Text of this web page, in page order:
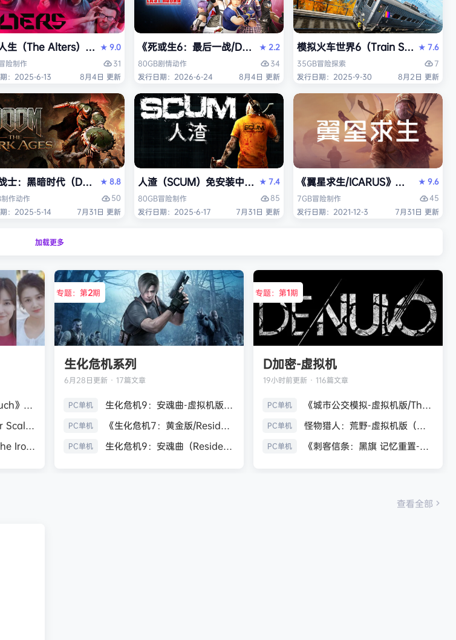
Pandora》免安装中文版
生（The Alters）免安装中文版
★9.0
险制作
31
：2025-6-13
8月4日 更新
《死或生6：最后一战/DEAD OR ALIVE 6 Last Round》免安装中文版
★2.2
80GB剧情动作
34
发行日期：2026-6-24
8月4日 更新
模拟火车世界6（Train Sim World
★7.6
35GB冒险探索
7
发行日期：2025-9-30
8月2日 更新
文版
版
士：黑暗时代（DOOM: The Dark Ages）免安装中文版
★8.8
制作动作
50
：2025-5-14
7月31日 更新
人渣（SCUM）免安装中文版★7.4
80GB冒险制作
85
发行日期：2025-6-17
7月31日 更新
《翼星求生/ICARUS》免安装中文版
★9.6
7GB冒险制作
45
发行日期：2021-12-3
7月31日 更新
加载更多
《魅魔的游戏/Soul Touch》免安装中文版
《天平游戏1:抉择/Inner Scales 1：Choice》免安装中文版
《铁门之下/Beneath the Iron Gate》免安装中文版
专题：第2期
生化危机系列
6月28日更新 · 17篇文章
PC单机 生化危机9：安魂曲-虚拟机版（Resident Evil Requiem HYPERVISOR）免安装中文版
PC单机 《生化危机7：黄金版/Resident Evil 7 Biohazard》免安装中文版
PC单机 生化危机9：安魂曲（Resident Evil Requiem）免安装中文版
专题：第1期
D加密-虚拟机
19小时前更新 · 116篇文章
PC单机 《城市公交模拟-虚拟机版/The Bus HYPERVISOR》免安装中文版
PC单机 怪物猎人：荒野-虚拟机版（Monster Hunter Wilds HYPERVISOR）免安装中文版
PC单机 《刺客信条：黑旗 记忆重置-虚拟机版/Assassin’s Creed Black Flag Resynced HYPERVISOR》免安装中文版
查看全部